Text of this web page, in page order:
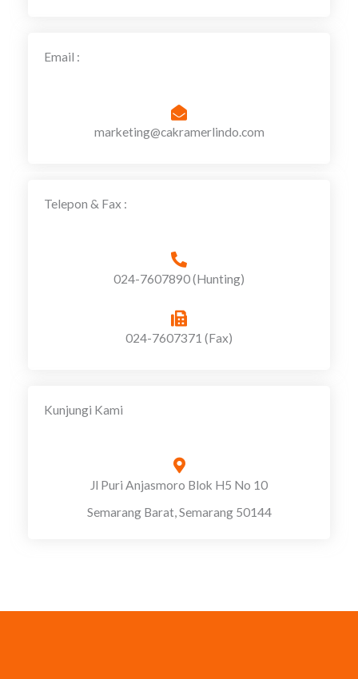
Email :
marketing@cakramerlindo.com
Telepon & Fax :
024-7607890 (Hunting)
024-7607371 (Fax)
Kunjungi Kami
Jl Puri Anjasmoro Blok H5 No 10
Semarang Barat, Semarang 50144